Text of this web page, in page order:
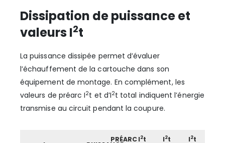
Dissipation de puissance et
valeurs I2t
La puissance dissipée permet d’évaluer
l’échauffement de la cartouche dans son
équipement de montage. En complément, les
valeurs de préarc I2t et d’I2t total indiquent l’énergie
transmise au circuit pendant la coupure.
PRÉARCI2t
I2t
I2t